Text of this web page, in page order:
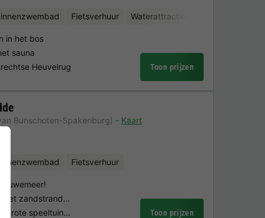
Fietsverhuur Waterattracties
in het bos
sauna
Heuvelrug
Toon prijzen
Bunschoten-Spakenburg)
Kaart
Fietsverhuur
met zandstrand…
grote speeltuin…
Toon prijzen